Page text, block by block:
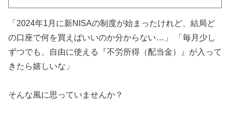
「2024年1月に新NISAの制度が始まったけれど、結局ど
の口座で何を買えばいいのか分からない…」 「毎月少し
ずつでも、自由に使える『不労所得（配当金）』が入って
きたら嬉しいな」
そんな風に思っていませんか？